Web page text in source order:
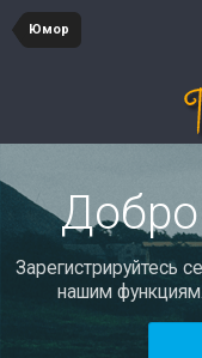
Юмор
Зарегистрируйтесь
нашим